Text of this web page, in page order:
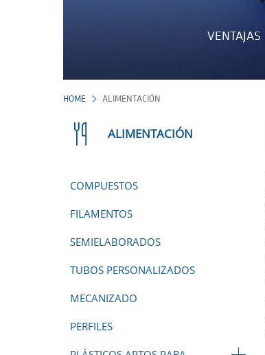
VENTAJAS
HOME ALIMENTACIÓN
ALIMENTACIÓN
COMPUESTOS
FILAMENTOS
SEMIELABORADOS
TUBOS PERSONALIZADOS
MECANIZADO
PERFILES